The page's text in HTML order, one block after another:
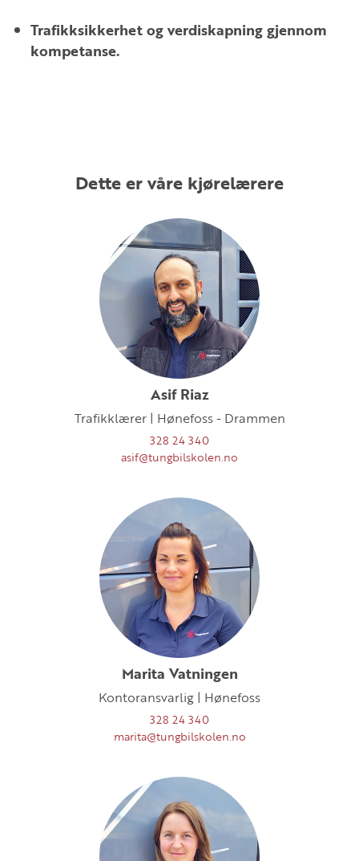
Trafikksikkerhet og verdiskapning gjennom
kompetanse.
Dette er våre kjørelærere
Asif Riaz
Trafikklærer | Hønefoss - Drammen
328 24 340
asif@tungbilskolen.no
Marita Vatningen
Kontoransvarlig | Hønefoss
328 24 340
marita@tungbilskolen.no